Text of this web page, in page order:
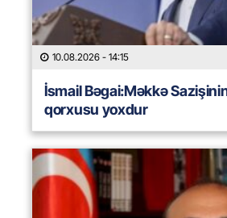
10.08.2026 - 14:15
İsmail Bəgai:Məkkə
qorxusu yoxdur